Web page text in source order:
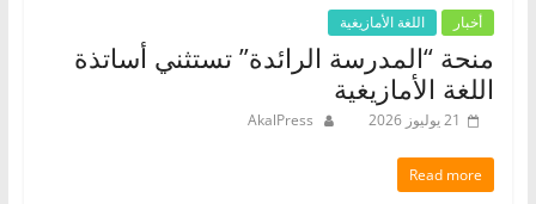
أخبار اللغة الأمازيغية
منحة “المدرسة الرائدة” تستثني أساتذة
اللغة الأمازيغية
21 يوليوز 2026 AkalPress
Read more